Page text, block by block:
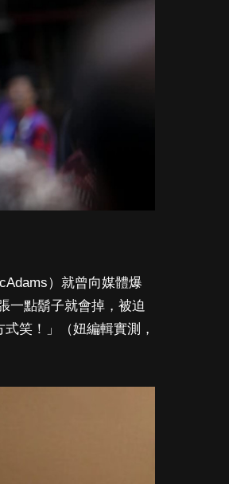
）就曾向媒體爆
一點鬍子就會掉，被迫
笑！」（妞編輯實測，